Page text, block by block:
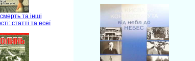
та інші
статті та есеї